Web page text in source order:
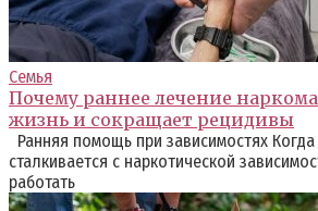
Семья
Почему раннее лечение
жизнь и сокращает рецидивы
Ранняя помощь при зависимостях
сталкивается с наркотической
работать